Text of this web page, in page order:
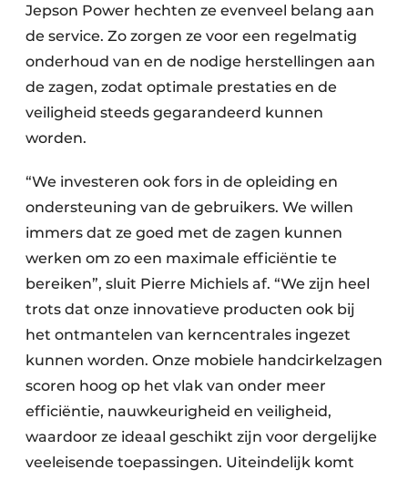
Jepson Power hechten ze evenveel belang aan
de service. Zo zorgen ze voor een regelmatig
onderhoud van en de nodige herstellingen aan
de zagen, zodat optimale prestaties en de
veiligheid steeds gegarandeerd kunnen
worden.
“We investeren ook fors in de opleiding en
ondersteuning van de gebruikers. We willen
immers dat ze goed met de zagen kunnen
werken om zo een maximale efficiëntie te
bereiken”, sluit Pierre Michiels af. “We zijn heel
trots dat onze innovatieve producten ook bij
het ontmantelen van kerncentrales ingezet
kunnen worden. Onze mobiele handcirkelzagen
scoren hoog op het vlak van onder meer
efficiëntie, nauwkeurigheid en veiligheid,
waardoor ze ideaal geschikt zijn voor dergelijke
veeleisende toepassingen. Uiteindelijk komt